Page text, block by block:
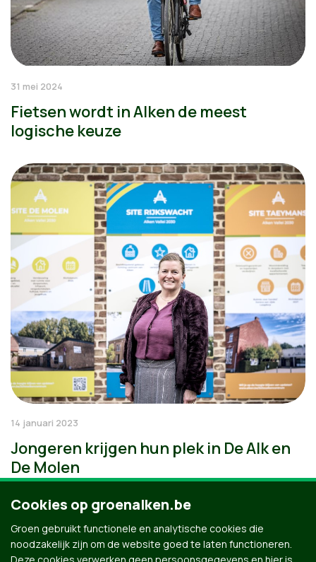
31 mei 2024
Fietsen wordt in Alken de meest
logische keuze
14 januari 2023
Jongeren krijgen hun plek in De Alk en
De Molen
Cookies op groenalken.be
Groen gebruikt functionele en analytische cookies die
noodzakelijk zijn om de website goed te laten functioneren.